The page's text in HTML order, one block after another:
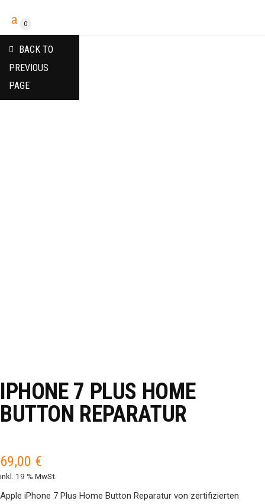
0
BACK TO
PREVIOUS
PAGE
IPHONE 7 PLUS HOME
BUTTON REPARATUR
69,00 €
inkl. 19 % MwSt.
Apple iPhone 7 Plus Home Button Reparatur von zertifizierten